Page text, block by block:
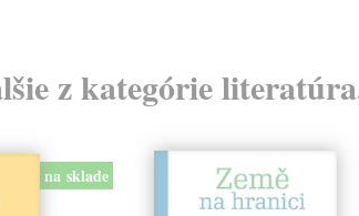
z kategórie
na sklade